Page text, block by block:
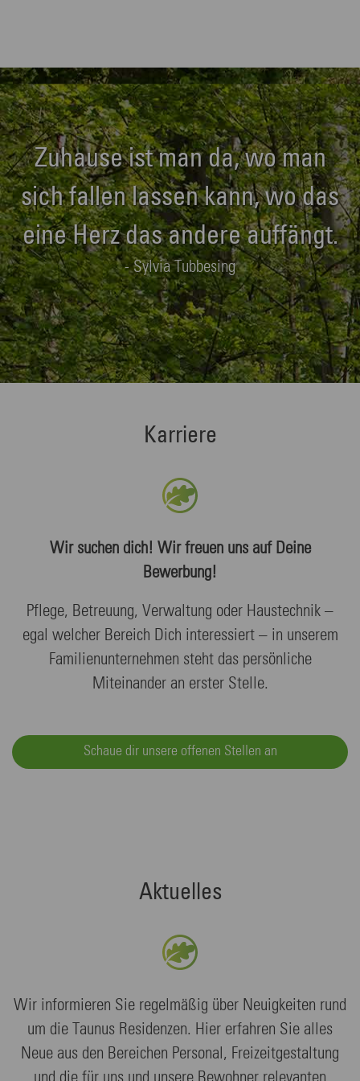
Zuhause ist man da, wo man
sich fallen lassen kann, wo das
eine Herz das andere auffängt.
- Sylvia Tubbesing
Karriere
Wir suchen dich! Wir freuen uns auf Deine
Bewerbung!
Pflege, Betreuung, Verwaltung oder Haustechnik –
egal welcher Bereich Dich interessiert – in unserem
Familienunternehmen steht das persönliche
Miteinander an erster Stelle.
Schaue dir unsere offenen Stellen an
Aktuelles
Wir informieren Sie regelmäßig über Neuigkeiten rund
um die Taunus Residenzen. Hier erfahren Sie alles
Neue aus den Bereichen Personal, Freizeitgestaltung